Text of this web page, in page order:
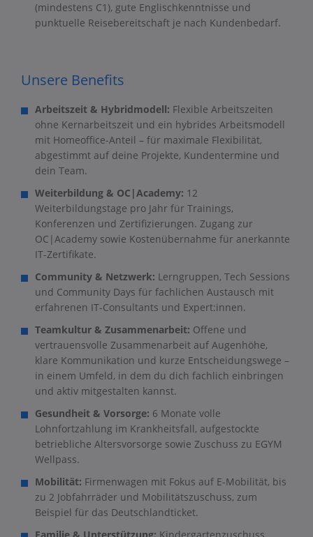
(mindestens C1), gute Englischkenntnisse und
punktuelle Reisebereitschaft je nach Kundenbedarf.
Unsere Benefits
Arbeitszeit & Hybridmodell: Flexible Arbeitszeiten
ohne Kernarbeitszeit und ein hybrides Arbeitsmodell
mit Homeoffice-Anteil – für maximale Flexibilität,
abgestimmt auf deine Projekte, Kundentermine und
dein Team.
Weiterbildung & OC|Academy: 12
Weiterbildungstage pro Jahr für Trainings,
Konferenzen und Zertifizierungen. Zugang zur
OC|Academy sowie Kostenübernahme für anerkannte
IT-Zertifikate.
Community & Netzwerk: Lerngruppen, Tech Sessions
und Community Days für fachlichen Austausch mit
erfahrenen IT-Consultants und Expert:innen.
Teamkultur & Zusammenarbeit: Offene und
vertrauensvolle Zusammenarbeit auf Augenhöhe,
klare Kommunikation und kurze Entscheidungswege –
in einem Umfeld, in dem du dich fachlich einbringen
und aktiv mitgestalten kannst.
Gesundheit & Vorsorge: 6 Monate volle
Lohnfortzahlung im Krankheitsfall, aufgestockte
betriebliche Altersvorsorge sowie Zuschuss zu EGYM
Wellpass.
Mobilität: Firmenwagen mit Fokus auf E-Mobilität, bis
zu 2 Jobfahrräder und Mobilitätszuschuss, zum
Beispiel für das Deutschlandticket.